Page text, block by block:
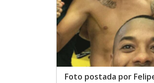
Foto postada por